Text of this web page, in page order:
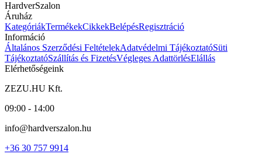
HardverSzalon
Áruház
KategóriákTermékekCikkekBelépésRegisztráció
Információ
Általános Szerződési FeltételekAdatvédelmi TájékoztatóSüti
TájékoztatóSzállítás és FizetésVégleges AdattörlésElállás
Elérhetőségeink
ZEZU.HU Kft.
09:00 - 14:00
info@hardverszalon.hu
+36 30 757 9914